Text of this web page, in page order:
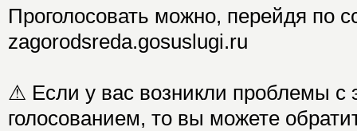
Проголосовать можно, перейдя по
zagorodsreda.gosuslugi.ru
⚠ Если у вас возникли проблемы с
голосованием, то вы можете